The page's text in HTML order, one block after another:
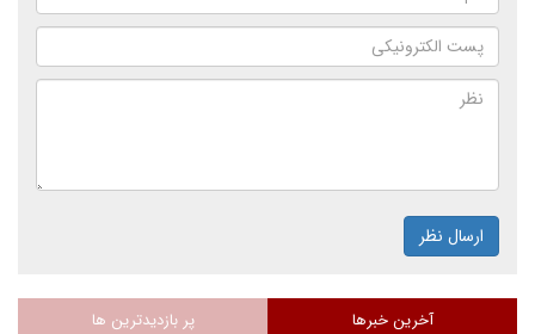
ارسال نظر
آخرین خبرها پر بازدیدترین ها